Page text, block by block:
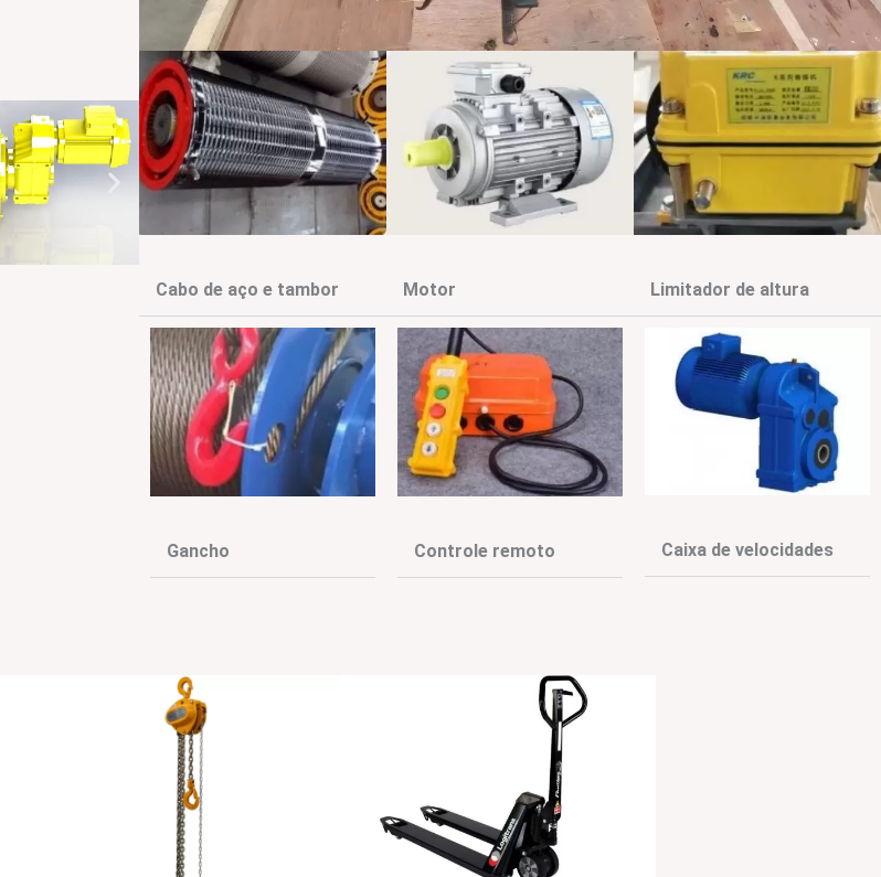
Cabo de aço e tambor Motor Limitador de altura
Gancho Controle remoto Caixa de velocidades